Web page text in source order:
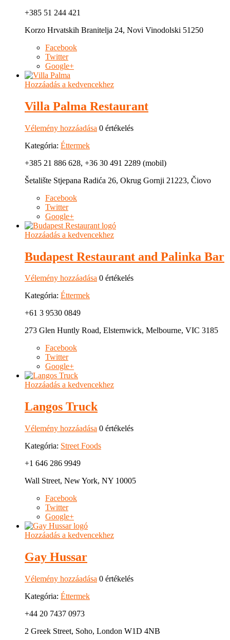
+385 51 244 421
Korzo Hrvatskih Branitelja 24, Novi Vinodolski 51250
Facebook
Twitter
Google+
Hozzáadás a kedvencekhez
Villa Palma Restaurant
Vélemény hozzáadása 0 értékelés
Kategória: Éttermek
+385 21 886 628, +36 30 491 2289 (mobil)
Šetalište Stjepana Radića 26, Okrug Gornji 21223, Čiovo
Facebook
Twitter
Google+
Hozzáadás a kedvencekhez
Budapest Restaurant and Palinka Bar
Vélemény hozzáadása 0 értékelés
Kategória: Éttermek
+61 3 9530 0849
273 Glen Huntly Road, Elsternwick, Melbourne, VIC 3185
Facebook
Twitter
Google+
Hozzáadás a kedvencekhez
Langos Truck
Vélemény hozzáadása 0 értékelés
Kategória: Street Foods
+1 646 286 9949
Wall Street, New York, NY 10005
Facebook
Twitter
Google+
Hozzáadás a kedvencekhez
Gay Hussar
Vélemény hozzáadása 0 értékelés
Kategória: Éttermek
+44 20 7437 0973
2 Greek Street, Soho, London W1D 4NB